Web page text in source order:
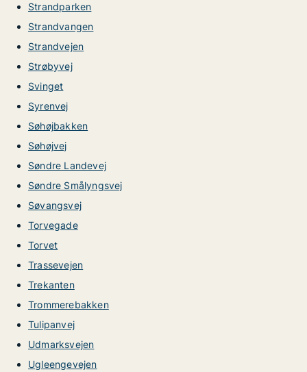
Strandparken
Strandvangen
Strandvejen
Strøbyvej
Svinget
Syrenvej
Søhøjbakken
Søhøjvej
Søndre Landevej
Søndre Smålyngsvej
Søvangsvej
Torvegade
Torvet
Trassevejen
Trekanten
Trommerebakken
Tulipanvej
Udmarksvejen
Ugleengevejen